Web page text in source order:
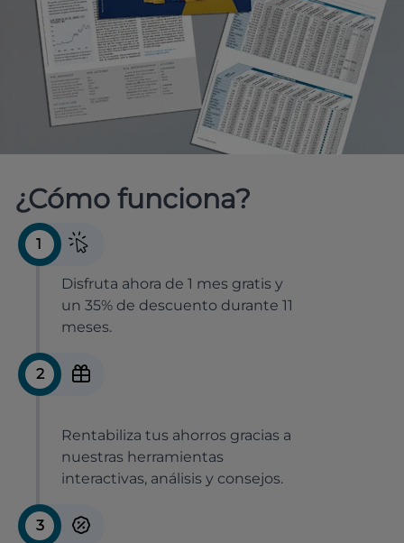
¿Cómo funciona?
1
Disfruta ahora de 1 mes gratis y
un 35% de descuento durante 11
meses.
2
Rentabiliza tus ahorros gracias a
nuestras herramientas
interactivas, análisis y consejos.
3